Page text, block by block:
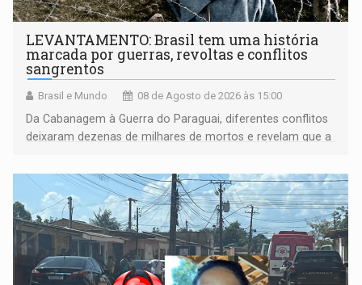
LEVANTAMENTO: Brasil tem uma história
marcada por guerras, revoltas e conflitos
sangrentos
Brasil e Mundo 08 de Agosto de 2026 às 15:00
Da Cabanagem à Guerra do Paraguai, diferentes conflitos
deixaram dezenas de milhares de mortos e revelam que a
territoriais e sociais